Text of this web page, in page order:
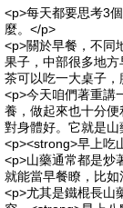
<p>每天都要思考3
麼。</p>
<p>關於早餐，不同
果子，中部很多地
茶可以吃一大桌子
<p>今天咱們著重講
養，做起來也十分
對身體好。它就是
<p><strong>早上吃
<p>山藥通常都是炒
就能當早餐瞭，比
<p>尤其是鐵棍長山